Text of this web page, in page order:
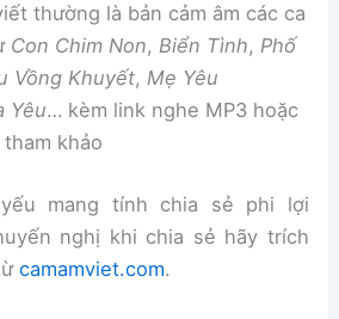
thường là bản cảm âm các ca
Con Chim Non, Biển Tình, Phố
Vồng Khuyết, Mẹ Yêu
Yêu… kèm link nghe MP3 hoặc
khảo
mang tính chia sẻ phi lợi
nghị khi chia sẻ hãy trích
camamviet.com.